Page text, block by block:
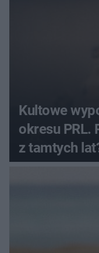
Kultowe
okresu PRL.
z tamtych